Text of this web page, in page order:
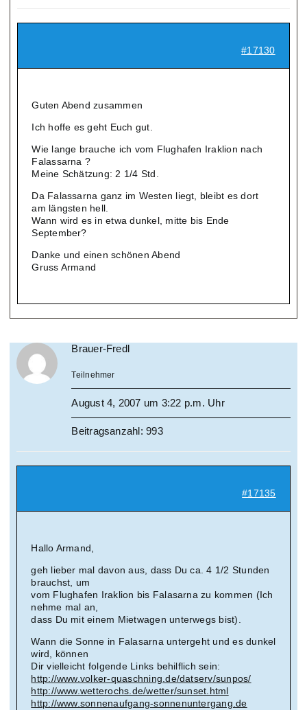
#17130
Guten Abend zusammen
Ich hoffe es geht Euch gut.
Wie lange brauche ich vom Flughafen Iraklion nach
Falassarna ?
Meine Schätzung: 2 1/4 Std.
Da Falassarna ganz im Westen liegt, bleibt es dort
am längsten hell.
Wann wird es in etwa dunkel, mitte bis Ende
September?
Danke und einen schönen Abend
Gruss Armand
Brauer-Fredl
Teilnehmer
August 4, 2007 um 3:22 p.m. Uhr
Beitragsanzahl: 993
#17135
Hallo Armand,
geh lieber mal davon aus, dass Du ca. 4 1/2 Stunden
brauchst, um
vom Flughafen Iraklion bis Falasarna zu kommen (Ich
nehme mal an,
dass Du mit einem Mietwagen unterwegs bist).
Wann die Sonne in Falasarna untergeht und es dunkel
wird, können
Dir vielleicht folgende Links behilflich sein:
http://www.volker-quaschning.de/datserv/sunpos/
http://www.wetterochs.de/wetter/sunset.html
http://www.sonnenaufgang-sonnenuntergang.de